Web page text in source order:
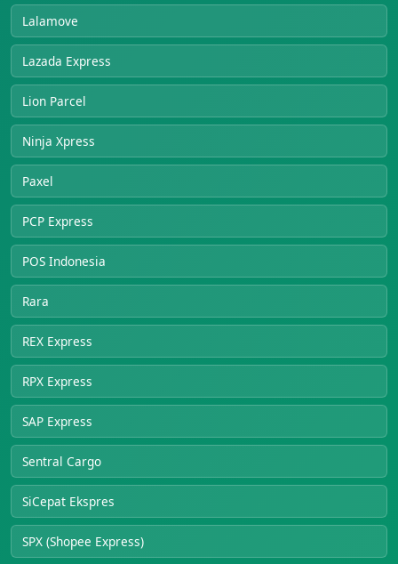
Lalamove
Lazada Express
Lion Parcel
Ninja Xpress
Paxel
PCP Express
POS Indonesia
Rara
REX Express
RPX Express
SAP Express
Sentral Cargo
SiCepat Ekspres
SPX (Shopee Express)